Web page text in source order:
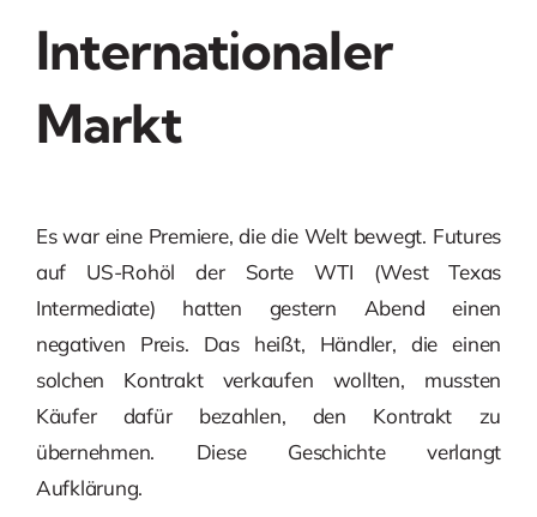
Internationaler
Markt
Es war eine Premiere, die die Welt bewegt. Futures
auf US-Rohöl der Sorte WTI (West Texas
Intermediate) hatten gestern Abend einen
negativen Preis. Das heißt, Händler, die einen
solchen Kontrakt verkaufen wollten, mussten
Käufer dafür bezahlen, den Kontrakt zu
übernehmen. Diese Geschichte verlangt
Aufklärung.